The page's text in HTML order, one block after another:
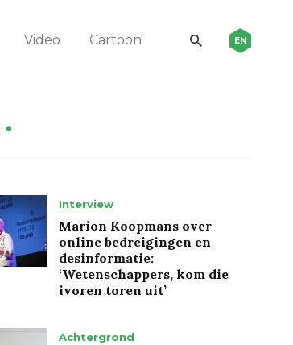
Video Cartoon EN
Interview
Marion Koopmans over
online bedreigingen en
desinformatie:
‘Wetenschappers, kom die
ivoren toren uit’
Achtergrond